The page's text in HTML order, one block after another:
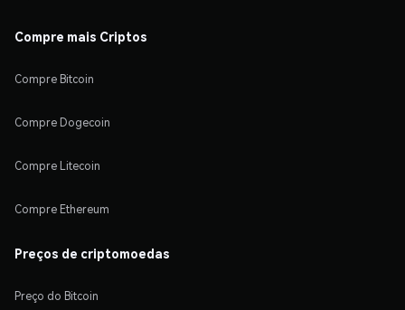
Compre mais Criptos
Compre Bitcoin
Compre Dogecoin
Compre Litecoin
Compre Ethereum
Preços de criptomoedas
Preço do Bitcoin